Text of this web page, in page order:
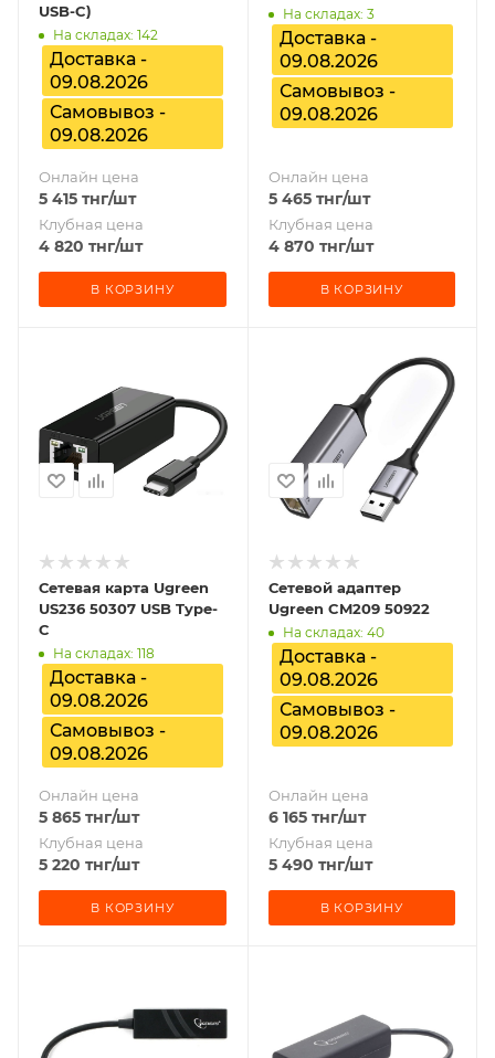
USB-C)
На складах: 142
Доставка -
09.08.2026
Самовывоз -
09.08.2026
Онлайн цена
5 415 тнг/шт
Клубная цена
4 820 тнг/шт
В КОРЗИНУ
На складах: 3
Доставка -
09.08.2026
Самовывоз -
09.08.2026
Онлайн цена
5 465тнг/шт
Клубная цена
4 870 тнг/шт
В КОРЗИНУ
Сетевая карта Ugreen
US236 50307 USB Type-
C
На складах: 118
Доставка -
09.08.2026
Самовывоз -
09.08.2026
Онлайн цена
5 865 тнг/шт
Клубная цена
5 220 тнг/шт
В КОРЗИНУ
Сетевой адаптер
Ugreen CM209 50922
На складах: 40
Доставка -
09.08.2026
Самовывоз -
09.08.2026
Онлайн цена
6 165тнг/шт
Клубная цена
5 490 тнг/шт
В КОРЗИНУ